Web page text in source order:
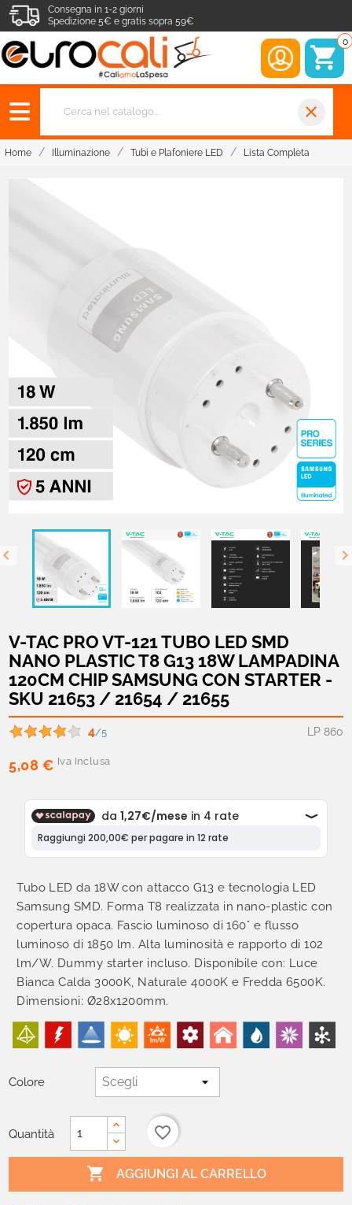
Consegna in 1-2 giorni
Spedizione 5€ e gratis sopra 59€
0
close
Home Illuminazione Tubi e Plafoniere LED Lista Completa
V-TAC PRO VT-121 TUBO LED SMD
NANO PLASTIC T8 G13 18W LAMPADINA
120CM CHIP SAMSUNG CON STARTER -
SKU 21653 / 21654 / 21655
LP 860
4/5
5,08 € Iva Inclusa
Tubo LED da 18W con attacco G13 e tecnologia LED
Samsung SMD. Forma T8 realizzata in nano-plastic con
copertura opaca. Fascio luminoso di 160° e flusso
luminoso di 1850 lm. Alta luminosità e rapporto di 102
lm/W. Dummy starter incluso. Disponibile con: Luce
Bianca Calda 3000K, Naturale 4000K e Fredda 6500K.
Dimensioni: Ø28x1200mm.
Colore
Quantità
 AGGIUNGI AL CARRELLO
favorite_border